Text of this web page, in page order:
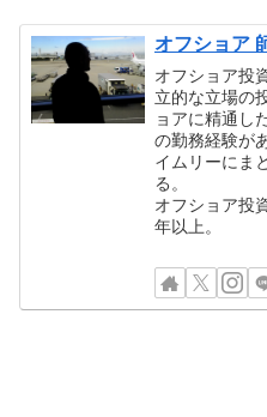
オフショア
オフショア投
立的な立場の
ョアに精通し
の勤務経験が
イムリーにま
る。
オフショア投
年以上。